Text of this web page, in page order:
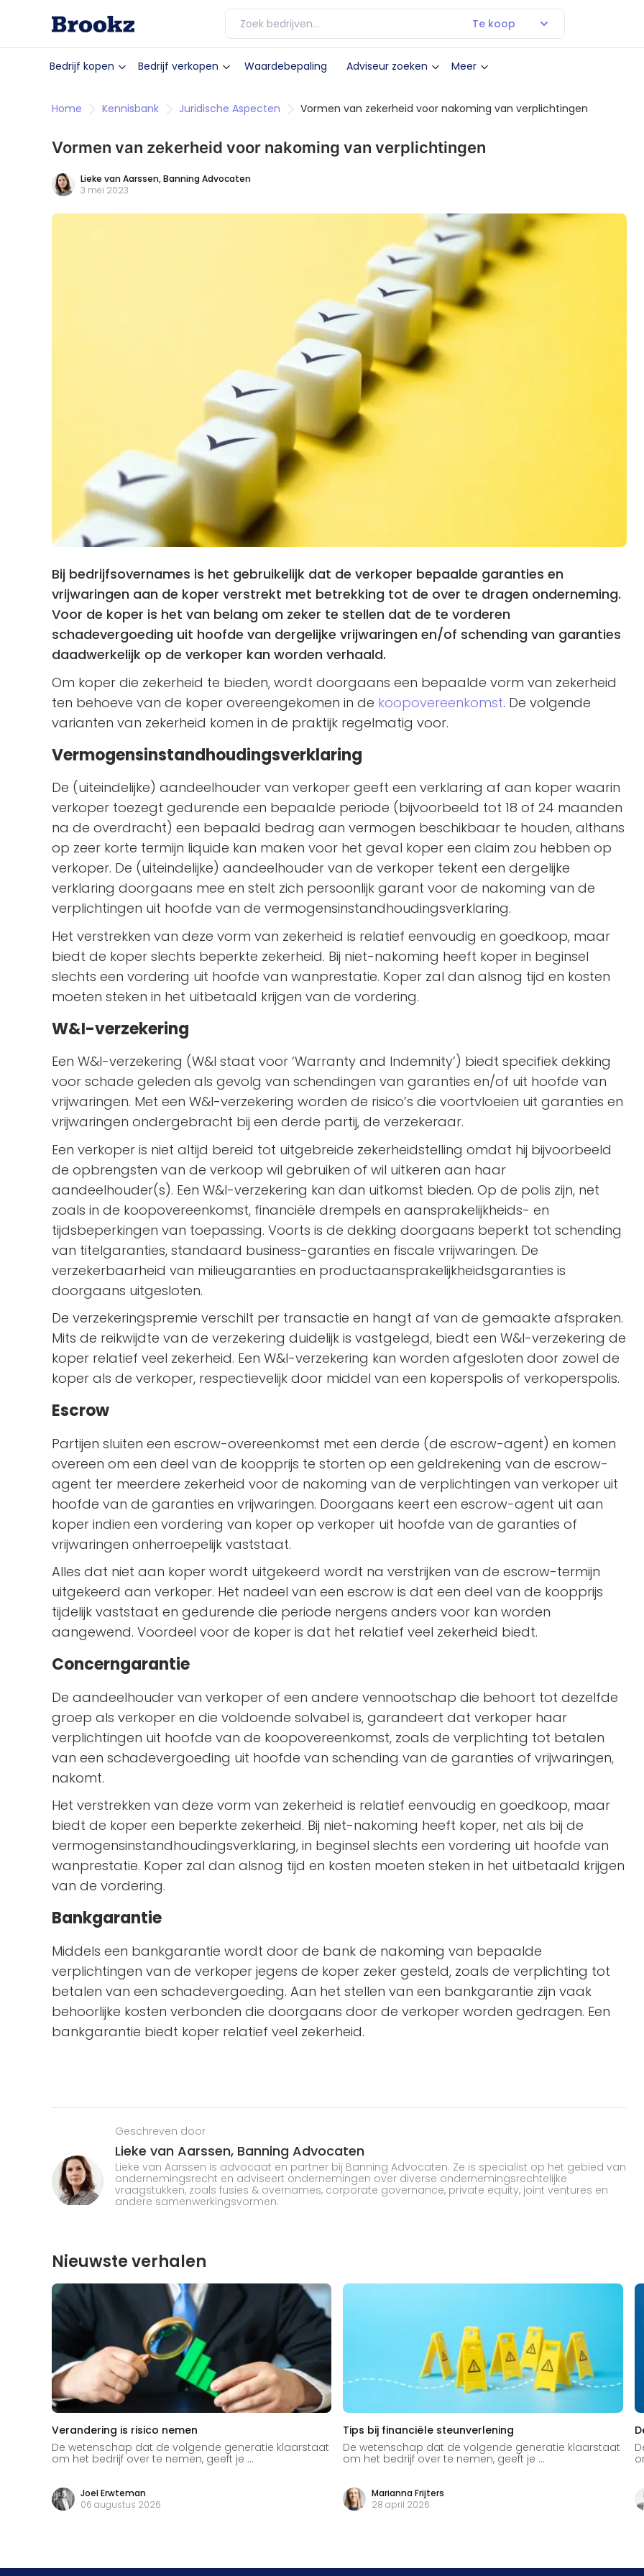
Te koop
Bedrijf kopen Bedrijf verkopen Waardebepaling Adviseur zoeken Meer
Home Kennisbank Juridische Aspecten Vormen van zekerheid voor nakoming van verplichtingen
Vormen van zekerheid voor nakoming van verplichtingen
Lieke van Aarssen,Banning Advocaten
3 mei 2023
Bij bedrijfsovernames is het gebruikelijk dat de verkoper bepaalde garanties en
vrijwaringen aan de koper verstrekt met betrekking tot de over te dragen onderneming.
Voor de koper is het van belang om zeker te stellen dat de te vorderen
schadevergoeding uit hoofde van dergelijke vrijwaringen en/of schending van garanties
daadwerkelijk op de verkoper kan worden verhaald.
Om koper die zekerheid te bieden, wordt doorgaans een bepaalde vorm van zekerheid
ten behoeve van de koper overeengekomen in de koopovereenkomst. De volgende
varianten van zekerheid komen in de praktijk regelmatig voor.
Vermogensinstandhoudingsverklaring
De (uiteindelijke) aandeelhouder van verkoper geeft een verklaring af aan koper waarin
verkoper toezegt gedurende een bepaalde periode (bijvoorbeeld tot 18 of 24 maanden
na de overdracht) een bepaald bedrag aan vermogen beschikbaar te houden, althans
op zeer korte termijn liquide kan maken voor het geval koper een claim zou hebben op
verkoper. De (uiteindelijke) aandeelhouder van de verkoper tekent een dergelijke
verklaring doorgaans mee en stelt zich persoonlijk garant voor de nakoming van de
verplichtingen uit hoofde van de vermogensinstandhoudingsverklaring.
Het verstrekken van deze vorm van zekerheid is relatief eenvoudig en goedkoop, maar
biedt de koper slechts beperkte zekerheid. Bij niet-nakoming heeft koper in beginsel
slechts een vordering uit hoofde van wanprestatie. Koper zal dan alsnog tijd en kosten
moeten steken in het uitbetaald krijgen van de vordering.
W&I-verzekering
Een W&I-verzekering (W&I staat voor ‘Warranty and Indemnity’) biedt specifiek dekking
voor schade geleden als gevolg van schendingen van garanties en/of uit hoofde van
vrijwaringen. Met een W&I-verzekering worden de risico’s die voortvloeien uit garanties en
vrijwaringen ondergebracht bij een derde partij, de verzekeraar.
Een verkoper is niet altijd bereid tot uitgebreide zekerheidstelling omdat hij bijvoorbeeld
de opbrengsten van de verkoop wil gebruiken of wil uitkeren aan haar
aandeelhouder(s). Een W&I-verzekering kan dan uitkomst bieden. Op de polis zijn, net
zoals in de koopovereenkomst, financiële drempels en aansprakelijkheids- en
tijdsbeperkingen van toepassing. Voorts is de dekking doorgaans beperkt tot schending
van titelgaranties, standaard business-garanties en fiscale vrijwaringen. De
verzekerbaarheid van milieugaranties en productaansprakelijkheidsgaranties is
doorgaans uitgesloten.
De verzekeringspremie verschilt per transactie en hangt af van de gemaakte afspraken.
Mits de reikwijdte van de verzekering duidelijk is vastgelegd, biedt een W&I-verzekering de
koper relatief veel zekerheid. Een W&I-verzekering kan worden afgesloten door zowel de
koper als de verkoper, respectievelijk door middel van een koperspolis of verkoperspolis.
Escrow
Partijen sluiten een escrow-overeenkomst met een derde (de escrow-agent) en komen
overeen om een deel van de koopprijs te storten op een geldrekening van de escrow-
agent ter meerdere zekerheid voor de nakoming van de verplichtingen van verkoper uit
hoofde van de garanties en vrijwaringen. Doorgaans keert een escrow-agent uit aan
koper indien een vordering van koper op verkoper uit hoofde van de garanties of
vrijwaringen onherroepelijk vaststaat.
Alles dat niet aan koper wordt uitgekeerd wordt na verstrijken van de escrow-termijn
uitgekeerd aan verkoper. Het nadeel van een escrow is dat een deel van de koopprijs
tijdelijk vaststaat en gedurende die periode nergens anders voor kan worden
aangewend. Voordeel voor de koper is dat het relatief veel zekerheid biedt.
Concerngarantie
De aandeelhouder van verkoper of een andere vennootschap die behoort tot dezelfde
groep als verkoper en die voldoende solvabel is, garandeert dat verkoper haar
verplichtingen uit hoofde van de koopovereenkomst, zoals de verplichting tot betalen
van een schadevergoeding uit hoofde van schending van de garanties of vrijwaringen,
nakomt.
Het verstrekken van deze vorm van zekerheid is relatief eenvoudig en goedkoop, maar
biedt de koper een beperkte zekerheid. Bij niet-nakoming heeft koper, net als bij de
vermogensinstandhoudingsverklaring, in beginsel slechts een vordering uit hoofde van
wanprestatie. Koper zal dan alsnog tijd en kosten moeten steken in het uitbetaald krijgen
van de vordering.
Bankgarantie
Middels een bankgarantie wordt door de bank de nakoming van bepaalde
verplichtingen van de verkoper jegens de koper zeker gesteld, zoals de verplichting tot
betalen van een schadevergoeding. Aan het stellen van een bankgarantie zijn vaak
behoorlijke kosten verbonden die doorgaans door de verkoper worden gedragen. Een
bankgarantie biedt koper relatief veel zekerheid.
Geschreven door
Lieke van Aarssen, Banning Advocaten
Lieke van Aarssen is advocaat en partner bij Banning Advocaten. Ze is specialist op het gebied van
ondernemingsrecht en adviseert ondernemingen over diverse ondernemingsrechtelijke
vraagstukken, zoals fusies & overnames, corporate governance, private equity, joint ventures en
andere samenwerkingsvormen.
Nieuwste verhalen
Verandering is risico nemen
De wetenschap dat de volgende generatie klaarstaat
om het bedrijf over te nemen, geeft je ...
Joel Erwteman
06 augustus 2026
Tips bij financiële steunverlening
De wetenschap dat de volgende generatie klaarstaat
om het bedrijf over te nemen, geeft je ...
Marianna Frijters
28 april 2026